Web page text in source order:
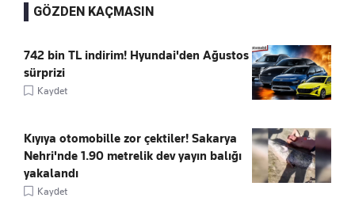
GÖZDEN KAÇMASIN
742 bin TL indirim! Hyundai'den Ağustos
sürprizi
Kaydet
Kıyıya otomobille zor çektiler! Sakarya
Nehri'nde 1.90 metrelik dev yayın balığı
yakalandı
Kaydet